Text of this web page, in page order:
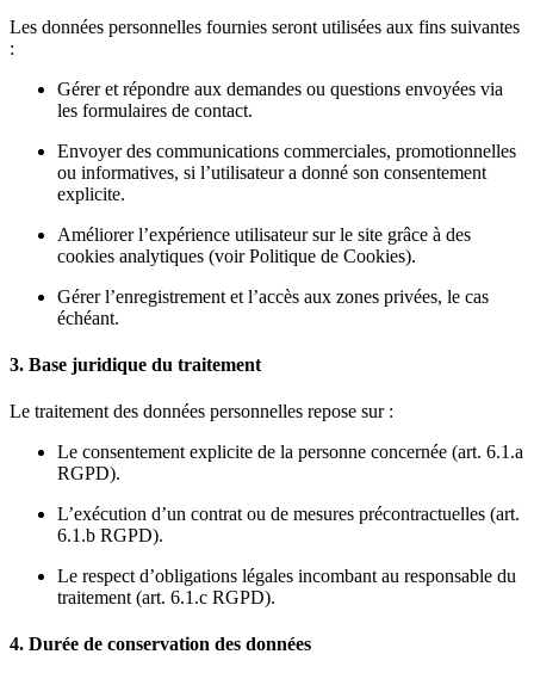
Les données personnelles fournies seront utilisées aux fins suivantes
:
Gérer et répondre aux demandes ou questions envoyées via
les formulaires de contact.
Envoyer des communications commerciales, promotionnelles
ou informatives, si l’utilisateur a donné son consentement
explicite.
Améliorer l’expérience utilisateur sur le site grâce à des
cookies analytiques (voir Politique de Cookies).
Gérer l’enregistrement et l’accès aux zones privées, le cas
échéant.
3. Base juridique du traitement
Le traitement des données personnelles repose sur :
Le consentement explicite de la personne concernée (art. 6.1.a
RGPD).
L’exécution d’un contrat ou de mesures précontractuelles (art.
6.1.b RGPD).
Le respect d’obligations légales incombant au responsable du
traitement (art. 6.1.c RGPD).
4. Durée de conservation des données